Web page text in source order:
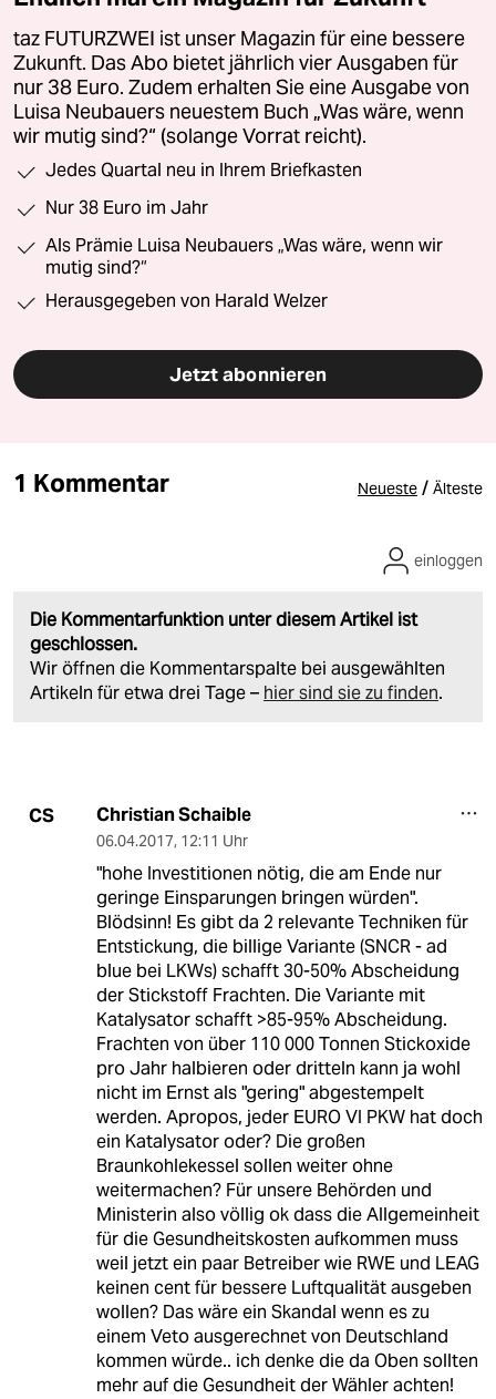
taz FUTURZWEI ist unser Magazin für eine bessere
Zukunft. Das Abo bietet jährlich vier Ausgaben für
nur 38 Euro. Zudem erhalten Sie eine Ausgabe von
Luisa Neubauers neuestem Buch „Was wäre, wenn
wir mutig sind?“ (solange Vorrat reicht).
Jedes Quartal neu in Ihrem Briefkasten
Nur 38 Euro im Jahr
Als Prämie Luisa Neubauers „Was wäre, wenn wir
mutig sind?“
Herausgegeben von Harald Welzer
Jetzt abonnieren
1 Kommentar Neueste / Älteste
Die Kommentarfunktion unter diesem Artikel ist
geschlossen.
Wir öffnen die Kommentarspalte bei ausgewählten
Artikeln für etwa drei Tage – hier sind sie zu finden.
einloggen
CS Christian Schaible
06.04.2017, 12:11 Uhr
"hohe Investitionen nötig, die am Ende nur
geringe Einsparungen bringen würden".
Blödsinn! Es gibt da 2 relevante Techniken für
Entstickung, die billige Variante (SNCR - ad
blue bei LKWs) schafft 30-50% Abscheidung
der Stickstoff Frachten. Die Variante mit
Katalysator schafft >85-95% Abscheidung.
Frachten von über 110 000 Tonnen Stickoxide
pro Jahr halbieren oder dritteln kann ja wohl
nicht im Ernst als "gering" abgestempelt
werden. Apropos, jeder EURO VI PKW hat doch
ein Katalysator oder? Die großen
Braunkohlekessel sollen weiter ohne
weitermachen? Für unsere Behörden und
Ministerin also völlig ok dass die Allgemeinheit
für die Gesundheitskosten aufkommen muss
weil jetzt ein paar Betreiber wie RWE und LEAG
keinen cent für bessere Luftqualität ausgeben
wollen? Das wäre ein Skandal wenn es zu
einem Veto ausgerechnet von Deutschland
kommen würde.. ich denke die da Oben sollten
mehr auf die Gesundheit der Wähler achten!